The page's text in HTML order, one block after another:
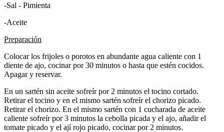
-Sal - Pimienta
-Aceite
Preparación
Colocar los frijoles o porotos en abundante agua caliente con 1
diente de ajo, cocinar por 30 minutos o hasta que estén cocidos.
Apagar y reservar.
En un sartén sin aceite sofreír por 2 minutos el tocino cortado.
Retirar el tocino y en el mismo sartén sofreír el chorizo picado.
Retirar el chorizo. En el mismo sartén con 1 cucharada de aceite
caliente sofreír por 3 minutos la cebolla picada y el ajo, añadir el
tomate picado y el ají rojo picado, cocinar por 2 minutos.